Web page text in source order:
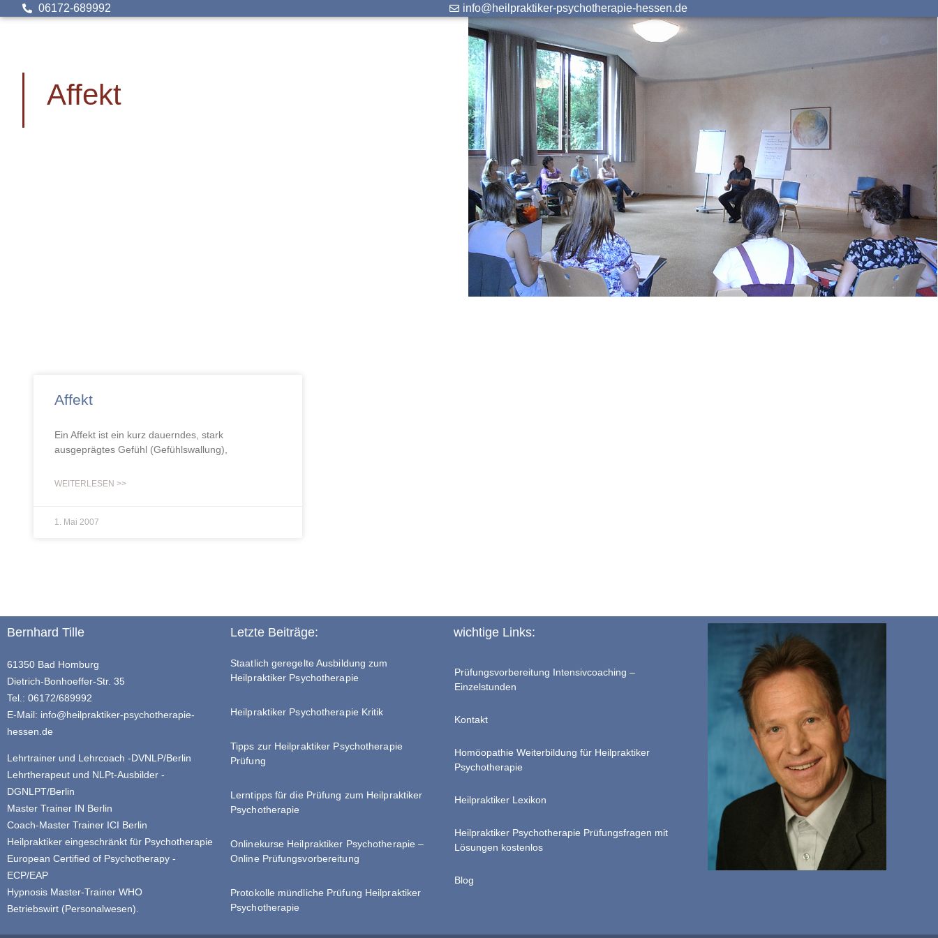
06172-689992 info@heilpraktiker-psychotherapie-hessen.de
Affekt
Affekt
Ein Affekt ist ein kurz dauerndes, stark
ausgeprägtes Gefühl (Gefühlswallung),
WEITERLESEN >>
1. Mai 2007
Bernhard Tille
61350 Bad Homburg
Dietrich-Bonhoeffer-Str. 35
Tel.: 06172/689992
E-Mail: info@heilpraktiker-psychotherapie-
hessen.de
Lehrtrainer und Lehrcoach -DVNLP/Berlin
Lehrtherapeut und NLPt-Ausbilder -
DGNLPT/Berlin
Master Trainer IN Berlin
Coach-Master Trainer ICI Berlin
Heilpraktiker eingeschränkt für Psychotherapie
European Certified of Psychotherapy -
ECP/EAP
Hypnosis Master-Trainer WHO
Betriebswirt (Personalwesen).
Letzte Beiträge:
Staatlich geregelte Ausbildung zum
Heilpraktiker Psychotherapie
Heilpraktiker Psychotherapie Kritik
Tipps zur Heilpraktiker Psychotherapie
Prüfung
Lerntipps für die Prüfung zum Heilpraktiker
Psychotherapie
Onlinekurse Heilpraktiker Psychotherapie –
Online Prüfungsvorbereitung
Protokolle mündliche Prüfung Heilpraktiker
Psychotherapie
wichtige Links:
Prüfungsvorbereitung Intensivcoaching –
Einzelstunden
Kontakt
Homöopathie Weiterbildung für Heilpraktiker
Psychotherapie
Heilpraktiker Lexikon
Heilpraktiker Psychotherapie Prüfungsfragen mit
Lösungen kostenlos
Blog